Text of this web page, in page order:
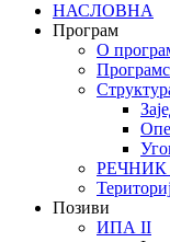
НАСЛОВНА
Програм
О
Позиви
ИПА II